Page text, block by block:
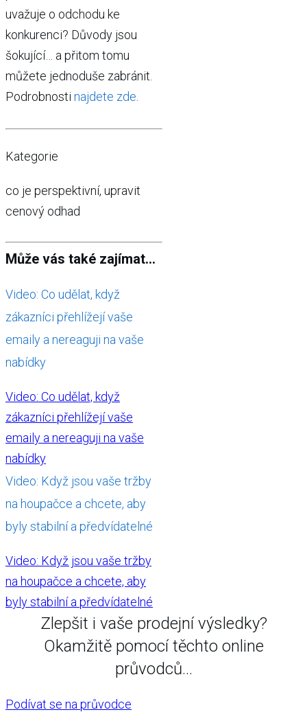
uvažuje o odchodu ke
konkurenci? Důvody jsou
šokující… a přitom tomu
můžete jednoduše zabránit.
Podrobnosti najdete zde
Kategorie
co je perspektivní, upravit
cenový odhad
Může vás také zajímat...
Video: Co udělat, když
zákazníci přehlížejí vaše
emaily a nereaguji na vaše
nabídky
Video: Co udělat, když
zákazníci přehlížejí vaše
emaily a nereaguji na vaše
nabídky
Video: Když jsou vaše tržby
na houpačce a chcete, aby
byly stabilní a předvídatelné
Video: Když jsou vaše tržby
na houpačce a chcete, aby
byly stabilní a předvídatelné
Zlepšit i vaše prodejní výsledky?
Okamžitě pomocí těchto online
průvodců...
Podívat se na průvodce